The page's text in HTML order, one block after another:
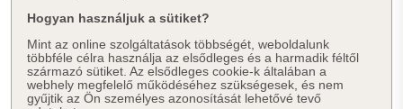
Hogyan használjuk a sütiket?
Mint az online szolgáltatások többségét, weboldalunk
többféle célra használja az elsődleges és a harmadik féltől
származó sütiket. Az elsődleges cookie-k általában a
webhely megfelelő működéséhez szükségesek, és nem
gyűjtik az Ön személyes azonosítását lehetővé tevő